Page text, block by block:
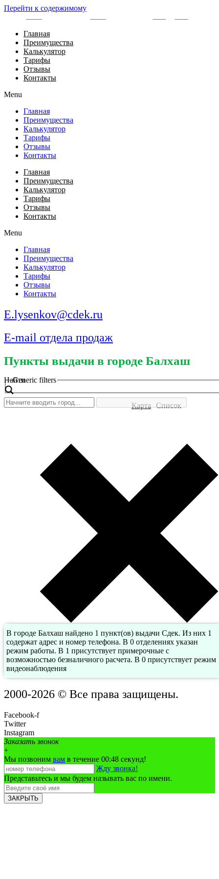
Перейти к содержимому
Главная
Преимущества
Калькулятор
Тарифы
Отзывы
Контакты
Menu
Главная
Преимущества
Калькулятор
Тарифы
Отзывы
Контакты
Главная
Преимущества
Калькулятор
Тарифы
Отзывы
Контакты
Menu
Главная
Преимущества
Калькулятор
Тарифы
Отзывы
Контакты
E.lysenkov@cdek.ru
E-mail отдела продаж
Пункты выдачи в городе Балхаш
Найти
Generic filters
Карта Список
В городе Балхаш найдено 1 пункт(ов) выдачи Сдек. Из них 1
содержат адрес и номер телефона. В 0 отделениях указан
режим работы. В 1 присутствует примерочные с
возможностью безналичного расчета. В 0 присутствует режим
видеонаблюдения
2000-2026 © Все права защищены.
Facebook-f
Twitter
Instagram
Заказать звонок
+
Мы позвоним вам в течение 00:48 секунд!
Жду звонка!
Представьтесь и мы будем называть вас по имени.
ЗАКРЫТЬ